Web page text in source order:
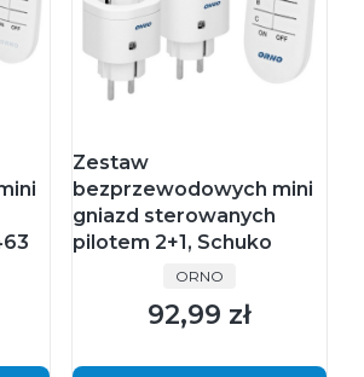
Zestaw
bezprzewodowych mini
gniazd sterowanych
pilotem 2+1, Schuko
PRODUCENT
ORNO
Cena
92,99 zł